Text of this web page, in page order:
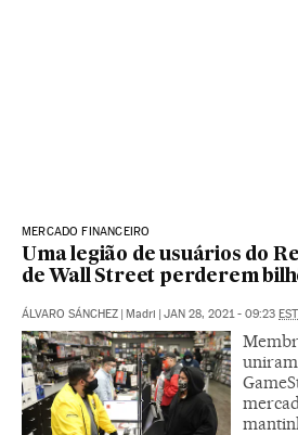
MERCADO FINANCEIRO
Uma legião de usuários do
de Wall Street perderem
ÁLVARO SÁNCHEZ | Madri | JAN 28, 2021 - 09:23 EST